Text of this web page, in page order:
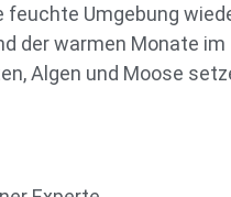
feuchte Umgebung
der warmen Monate im
Algen und Moose